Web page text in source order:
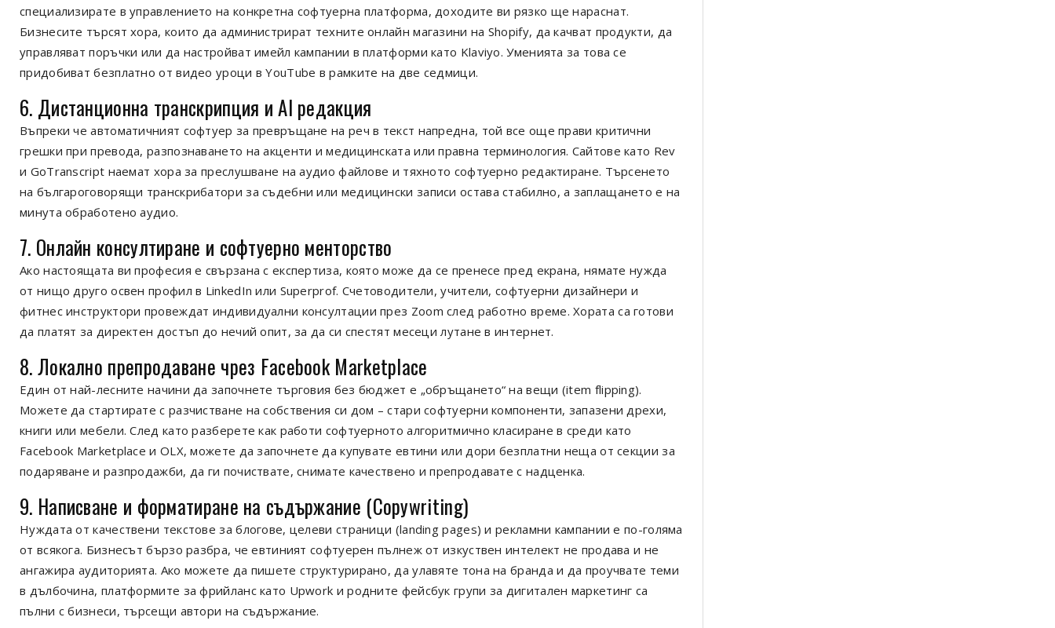
специализирате в управлението на конкретна софтуерна платформа, доходите ви рязко ще нараснат.
Бизнесите търсят хора, които да администрират техните онлайн магазини на Shopify, да качват продукти, да
управляват поръчки или да настройват имейл кампании в платформи като Klaviyo. Уменията за това се
придобиват безплатно от видео уроци в YouTube в рамките на две седмици.
6. Дистанционна транскрипция и AI редакция
Въпреки че автоматичният софтуер за превръщане на реч в текст напредна, той все още прави критични
грешки при превода, разпознаването на акценти и медицинската или правна терминология. Сайтове като Rev
и GoTranscript наемат хора за преслушване на аудио файлове и тяхното софтуерно редактиране. Търсенето
на българоговорящи транскрибатори за съдебни или медицински записи остава стабилно, а заплащането е на
минута обработено аудио.
7. Онлайн консултиране и софтуерно менторство
Ако настоящата ви професия е свързана с експертиза, която може да се пренесе пред екрана, нямате нужда
от нищо друго освен профил в LinkedIn или Superprof. Счетоводители, учители, софтуерни дизайнери и
фитнес инструктори провеждат индивидуални консултации през Zoom след работно време. Хората са готови
да платят за директен достъп до нечий опит, за да си спестят месеци лутане в интернет.
8. Локално препродаване чрез Facebook Marketplace
Един от най-лесните начини да започнете търговия без бюджет е „обръщането“ на вещи (item flipping).
Можете да стартирате с разчистване на собствения си дом – стари софтуерни компоненти, запазени дрехи,
книги или мебели. След като разберете как работи софтуерното алгоритмично класиране в среди като
Facebook Marketplace и OLX, можете да започнете да купувате евтини или дори безплатни неща от секции за
подаряване и разпродажби, да ги почиствате, снимате качествено и препродавате с надценка.
9. Написване и форматиране на съдържание (Copywriting)
Нуждата от качествени текстове за блогове, целеви страници (landing pages) и рекламни кампании е по-голяма
от всякога. Бизнесът бързо разбра, че евтиният софтуерен пълнеж от изкуствен интелект не продава и не
ангажира аудиторията. Ако можете да пишете структурирано, да улавяте тона на бранда и да проучвате теми
в дълбочина, платформите за фрийланс като Upwork и родните фейсбук групи за дигитален маркетинг са
пълни с бизнеси, търсещи автори на съдържание.